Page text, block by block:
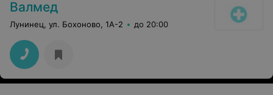
Валмед
Лунинец, ул. Бохоново, 1А-2 до 20:00